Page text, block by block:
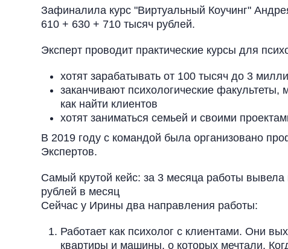
Зафиналила курс "Виртуальный Коучинг"
610 + 630 + 710 тысяч рублей.
Эксперт проводит практические курсы для
хотят зарабатывать от 100 тысяч до 3
заканчивают психологические факультеты,
как найти клиентов
хотят заниматься семьей и своими
В 2019 году с командой была организовано
Экспертов.
Самый крутой кейс: за 3 месяца работы
рублей в месяц
Сейчас у Ирины два направления работы:
Работает как психолог с клиентами. Они
квартиры и машины, о которых мечтали.